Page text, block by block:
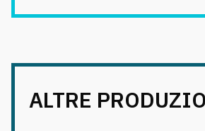
ALTRE